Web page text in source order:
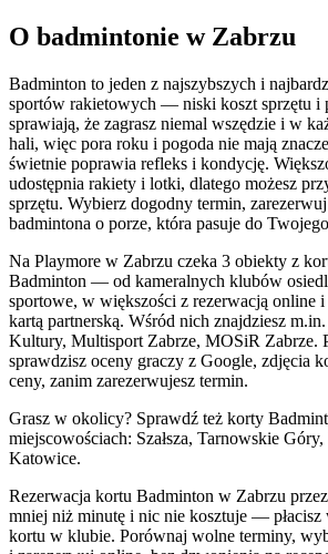
O badmintonie w Zabrzu
Badminton to jeden z najszybszych i
sportów rakietowych — niski koszt sprzętu i
sprawiają, że zagrasz niemal wszędzie i w
hali, więc pora roku i pogoda nie mają
świetnie poprawia refleks i kondycję.
udostępnia rakiety i lotki, dlatego możesz
sprzętu. Wybierz dogodny termin,
badmintona o porze, która pasuje do
Na Playmore w Zabrzu czeka 3 obiekty z
Badminton — od kameralnych klubów
sportowe, w większości z rezerwacją online i
kartą partnerską. Wśród nich znajdziesz
Kultury, Multisport Zabrze, MOSiR Zabrze.
sprawdzisz oceny graczy z Google, zdjęcia
ceny, zanim zarezerwujesz termin.
Grasz w okolicy? Sprawdź też korty
miejscowościach: Szałsza, Tarnowskie
Katowice.
Rezerwacja kortu Badminton w Zabrzu
mniej niż minutę i nic nie kosztuje — płacisz
kortu w klubie. Porównaj wolne terminy,